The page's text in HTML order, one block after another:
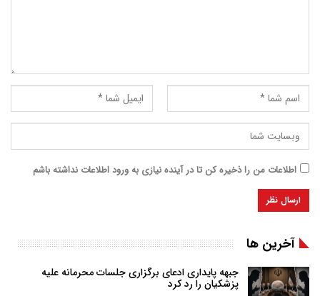
اطلاعات من را ذخیره کن تا در آینده نیازی به ورود اطلاعات نداشته باشم
آخرین ها
جبهه پایداری ادعای برگزاری جلسات محرمانه علیه
پزشکیان را رد کرد